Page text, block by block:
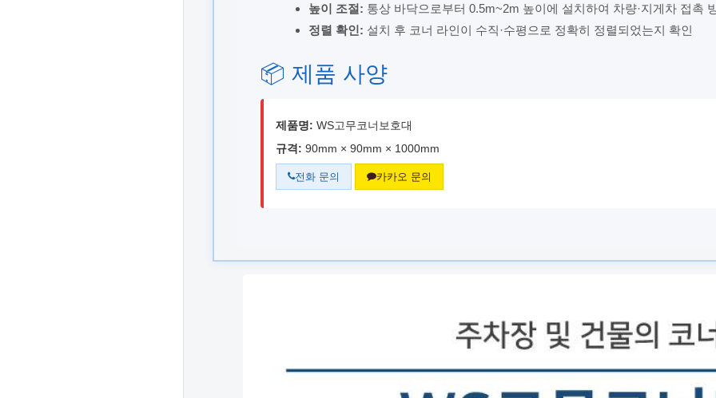
높이 조절: 통상 바닥으로부터 0.5m~2m 높이에 설치하여 차량·지게차 접촉
정렬 확인: 설치 후 코너 라인이 수직·수평으로 정확히 정렬되었는지 확인
📦 제품 사양
제품명: WS고무코너보호대
규격: 90mm × 90mm × 1000mm
전화 문의 카카오 문의